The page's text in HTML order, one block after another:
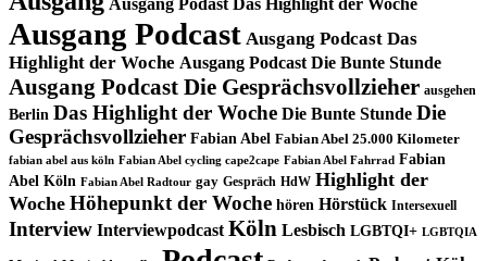
Ausgang Podast Das Highlight der Woche
Ausgang Podcast Ausgang Podcast Das
Highlight der Woche Ausgang Podcast Die Bunte Stunde
Ausgang Podcast Die Gesprächsvollzieher ausgehen
Berlin Das Highlight der Woche Die Bunte Stunde Die
Gesprächsvollzieher Fabian Abel Fabian Abel 25.000 Kilometer
fabian abel aus köln Fabian Abel cycling cape2cape Fabian Abel Fahrrad Fabian
Abel Köln Fabian Abel Radtour gay Gespräch HdW Highlight der
Woche Höhepunkt der Woche hören Hörstück Intersexuell
Interview Interviewpodcast Köln Lesbisch LGBTQI+ LGBTQIA